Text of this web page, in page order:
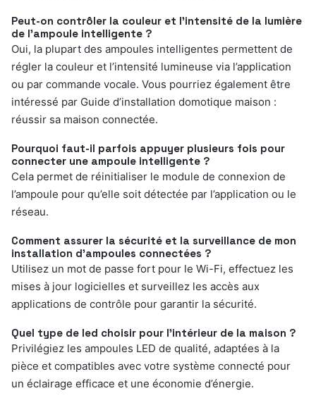
Peut-on contrôler la couleur et l’intensité de la lumière
de l’ampoule intelligente ?
Oui, la plupart des ampoules intelligentes permettent de
régler la couleur et l’intensité lumineuse via l’application
ou par commande vocale. Vous pourriez également être
intéressé par Guide d’installation domotique maison :
réussir sa maison connectée.
Pourquoi faut-il parfois appuyer plusieurs fois pour
connecter une ampoule intelligente ?
Cela permet de réinitialiser le module de connexion de
l’ampoule pour qu’elle soit détectée par l’application ou le
réseau.
Comment assurer la sécurité et la surveillance de mon
installation d’ampoules connectées ?
Utilisez un mot de passe fort pour le Wi-Fi, effectuez les
mises à jour logicielles et surveillez les accès aux
applications de contrôle pour garantir la sécurité.
Quel type de led choisir pour l’intérieur de la maison ?
Privilégiez les ampoules LED de qualité, adaptées à la
pièce et compatibles avec votre système connecté pour
un éclairage efficace et une économie d’énergie.